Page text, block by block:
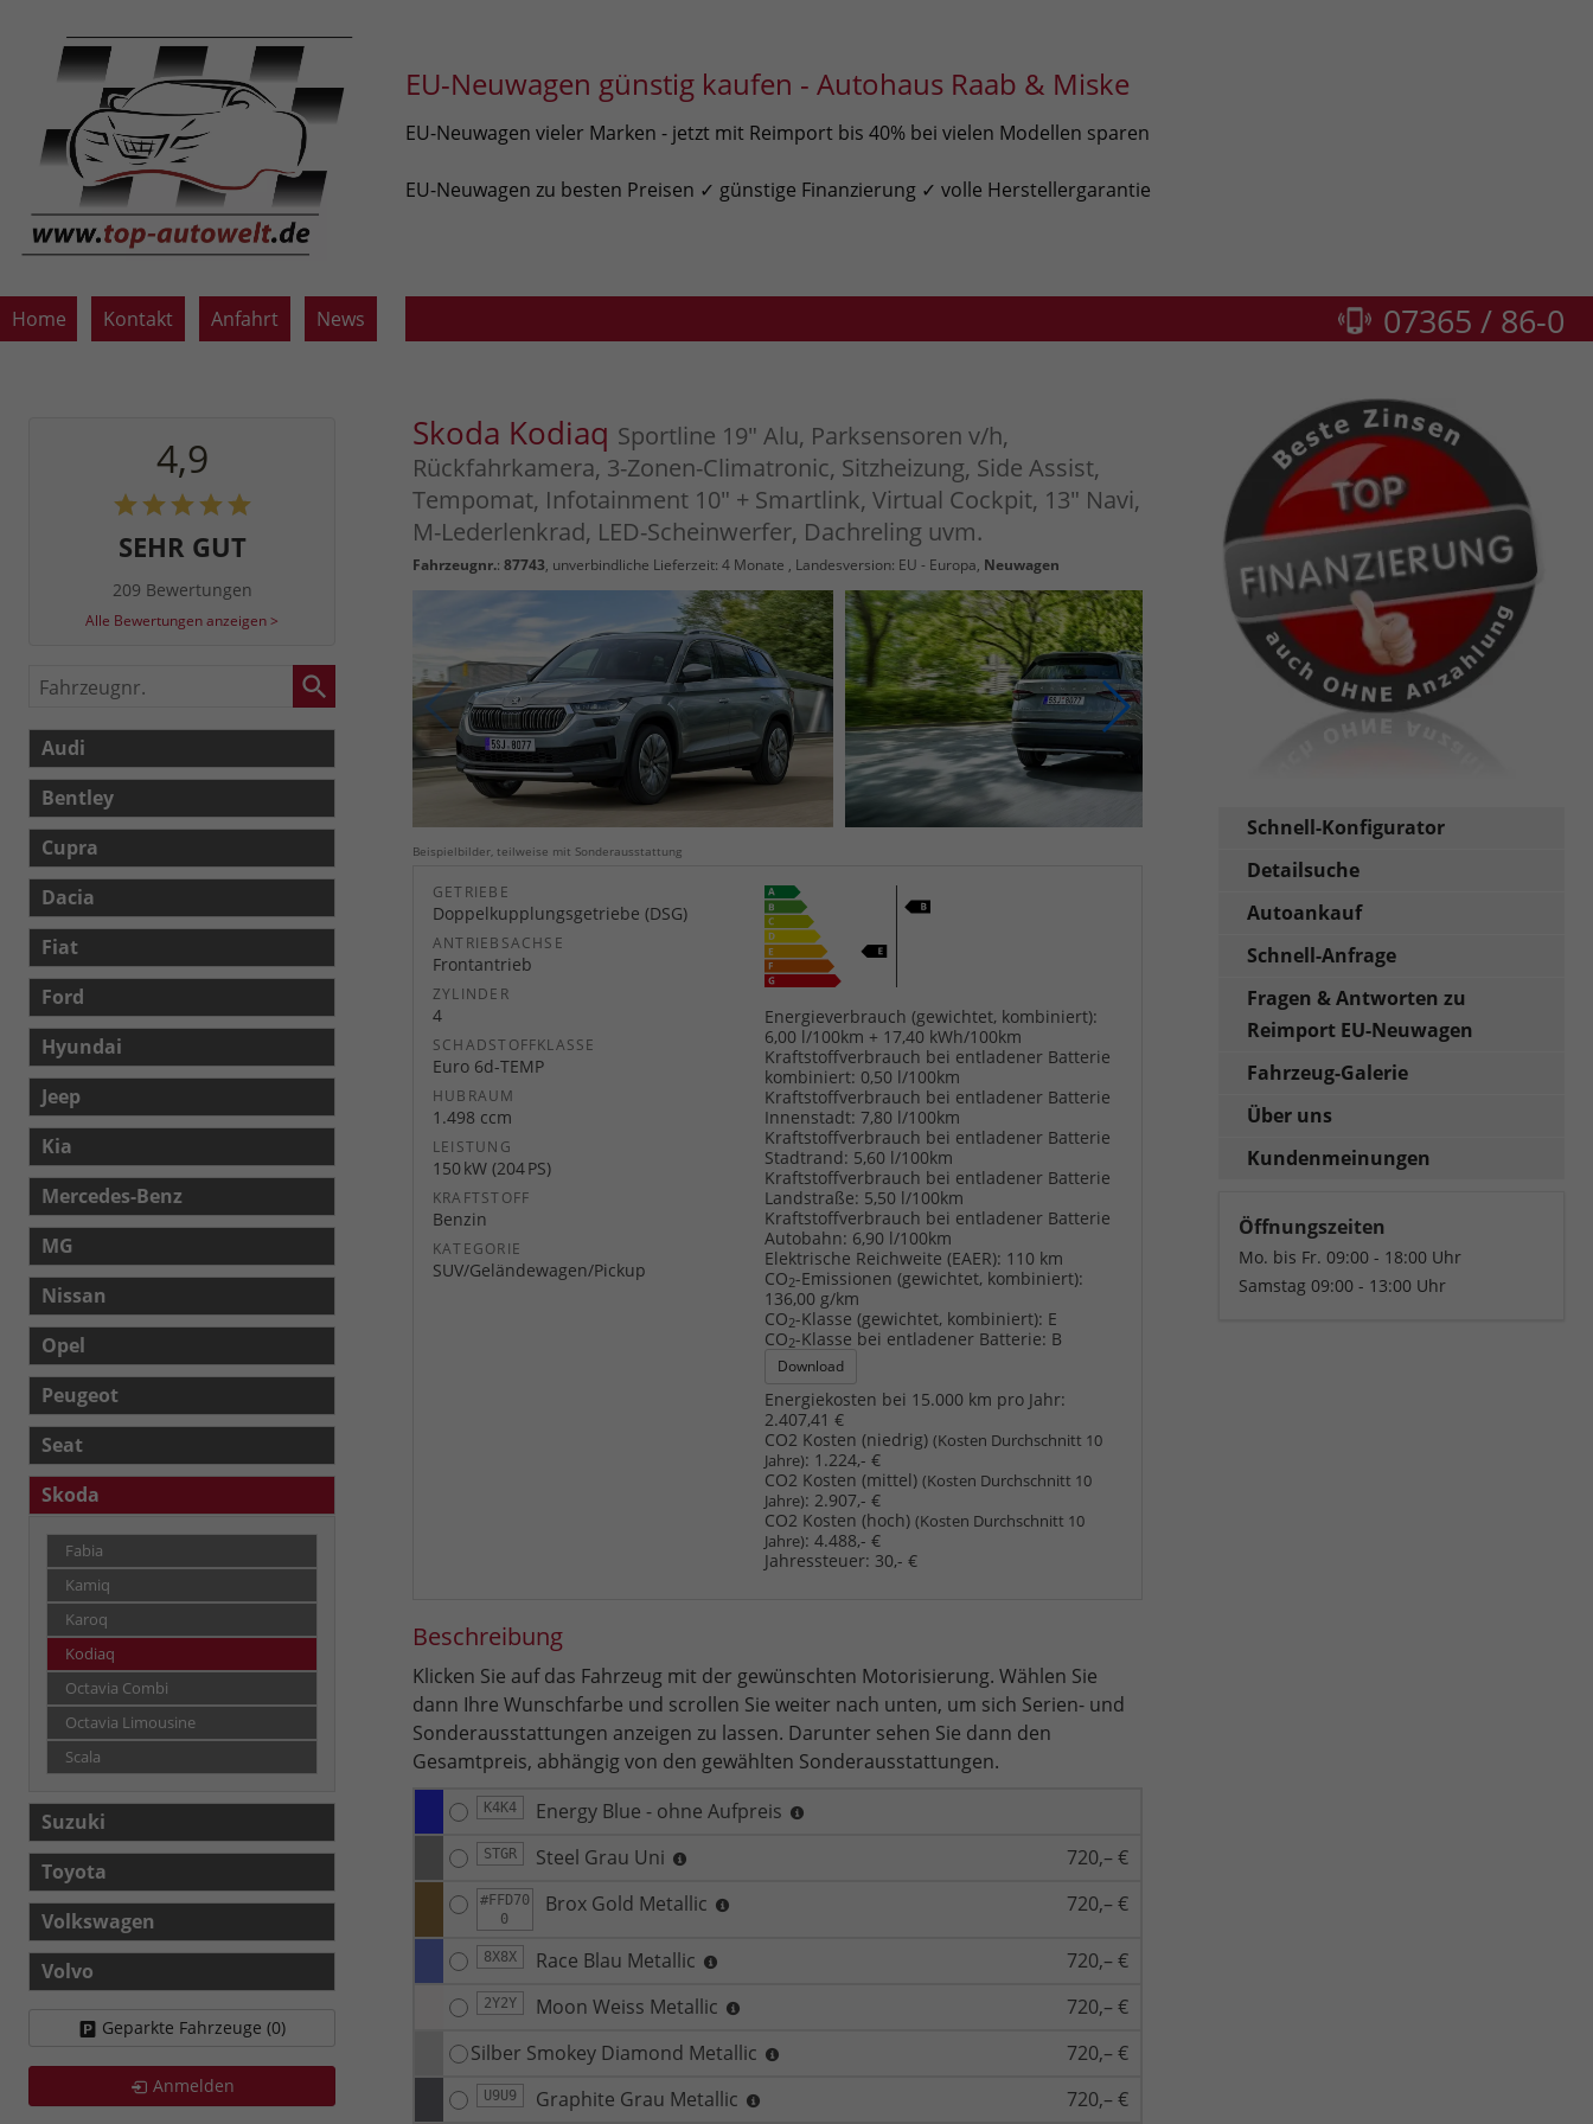
EU-Neuwagen günstig kaufen - Autohaus Raab & Miske
EU-Neuwagen vieler Marken - jetzt mit Reimport bis 40% bei vielen Modellen sparen
EU-Neuwagen zu besten Preisen ✓ günstige Finanzierung ✓ volle Herstellergarantie
Home Kontakt Anfahrt News 07365 / 86-0
Skoda Kodiaq Sportline 19" Alu, Parksensoren v/h,
Rückfahrkamera, 3-Zonen-Climatronic, Sitzheizung, Side Assist,
Tempomat, Infotainment 10" + Smartlink, Virtual Cockpit, 13" Navi,
M-Lederlenkrad, LED-Scheinwerfer, Dachreling uvm.
Fahrzeugnr.: 87743, unverbindliche Lieferzeit: 4 Monate , Landesversion: EU - Europa, Neuwagen
Beispielbilder, teilweise mit Sonderausstattung
GETRIEBE
Doppelkupplungsgetriebe (DSG)
ANTRIEBSACHSE
Frontantrieb
ZYLINDER
4
SCHADSTOFFKLASSE
Euro 6d-TEMP
HUBRAUM
1.498 ccm
LEISTUNG
150 kW (204 PS)
KRAFTSTOFF
Benzin
KATEGORIE
SUV/Geländewagen/Pickup
Energieverbrauch (gewichtet, kombiniert):
6,00 l/100km + 17,40 kWh/100km
Kraftstoffverbrauch bei entladener Batterie
kombiniert: 0,50 l/100km
Kraftstoffverbrauch bei entladener Batterie
Innenstadt: 7,80 l/100km
Kraftstoffverbrauch bei entladener Batterie
Stadtrand: 5,60 l/100km
Kraftstoffverbrauch bei entladener Batterie
Landstraße: 5,50 l/100km
Kraftstoffverbrauch bei entladener Batterie
Autobahn: 6,90 l/100km
Elektrische Reichweite (EAER): 110 km
CO2-Emissionen (gewichtet, kombiniert):
136,00 g/km
CO2-Klasse (gewichtet, kombiniert): E
CO2-Klasse bei entladener Batterie: B
Download
Energiekosten bei 15.000 km pro Jahr:
2.407,41 €
CO2 Kosten (niedrig)(Kosten Durchschnitt 10
Jahre): 1.224,- €
CO2 Kosten (mittel)(Kosten Durchschnitt 10
Jahre): 2.907,- €
CO2 Kosten (hoch)(Kosten Durchschnitt 10
Jahre): 4.488,- €
Jahressteuer: 30,- €
Beschreibung
Klicken Sie auf das Fahrzeug mit der gewünschten Motorisierung. Wählen Sie
dann Ihre Wunschfarbe und scrollen Sie weiter nach unten, um sich Serien- und
Sonderausstattungen anzeigen zu lassen. Darunter sehen Sie dann den
Gesamtpreis, abhängig von den gewählten Sonderausstattungen.
K4K4 Energy Blue - ohne Aufpreis
STGR Steel Grau Uni 720,– €
#FFD70
0
Brox Gold Metallic 720,– €
8X8X Race Blau Metallic 720,– €
2Y2Y Moon Weiss Metallic
720,– €
Silber Smokey Diamond Metallic
720,– €
U9U9 Graphite Grau Metallic 720,– €
4,9
SEHR GUT
209 Bewertungen
Alle Bewertungen anzeigen >
Fahrzeugnr.
Audi
Bentley
Cupra
Dacia
Fiat
Ford
Hyundai
Jeep
Kia
Mercedes-Benz
MG
Nissan
Opel
Peugeot
Seat
Skoda
Fabia
Kamiq
Karoq
Kodiaq
Octavia Combi
Octavia Limousine
Scala
Suzuki
Toyota
Volkswagen
Volvo
Geparkte Fahrzeuge (0)
Anmelden
Schnell-Konfigurator
Detailsuche
Autoankauf
Schnell-Anfrage
Fragen & Antworten zu
Reimport EU-Neuwagen
Fahrzeug-Galerie
Über uns
Kundenmeinungen
Öffnungszeiten
Mo. bis Fr. 09:00 - 18:00 Uhr
Samstag 09:00 - 13:00 Uhr